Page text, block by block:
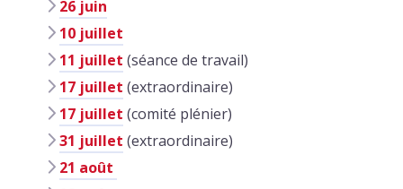
26 juin
10 juillet
11 juillet (séance de travail)
17 juillet (extraordinaire)
17 juillet (comité plénier)
31 juillet (extraordinaire)
21 août